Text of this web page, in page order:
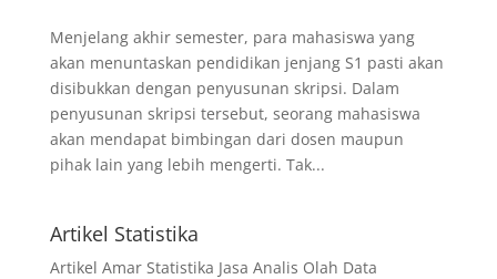
Menjelang akhir semester, para mahasiswa yang
akan menuntaskan pendidikan jenjang S1 pasti akan
disibukkan dengan penyusunan skripsi. Dalam
penyusunan skripsi tersebut, seorang mahasiswa
akan mendapat bimbingan dari dosen maupun
pihak lain yang lebih mengerti. Tak...
Artikel Statistika
Artikel Amar Statistika Jasa Analis Olah Data